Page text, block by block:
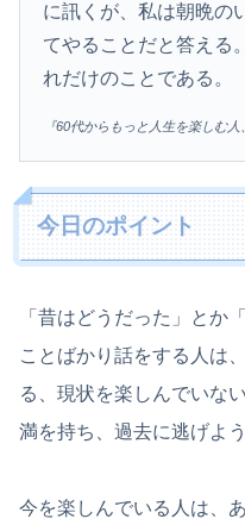
に訊くが、私は朝晩の
てやることだと答える
れだけのことである。
『60代からもっと人生を楽しむ
今日のポイント
「昔はどうだった」とか
ことばかり話をする人は
る、現状を楽しんでいな
満を持ち、過去に逃げよ
今を楽しんでいる人は、